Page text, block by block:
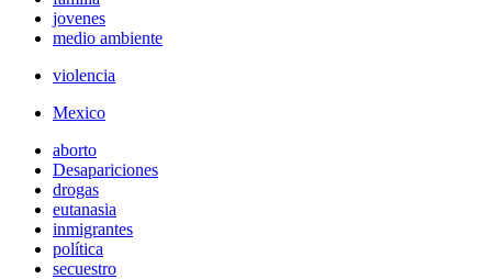
jovenes
medio ambiente
violencia
Mexico
aborto
Desapariciones
drogas
eutanasia
inmigrantes
política
secuestro